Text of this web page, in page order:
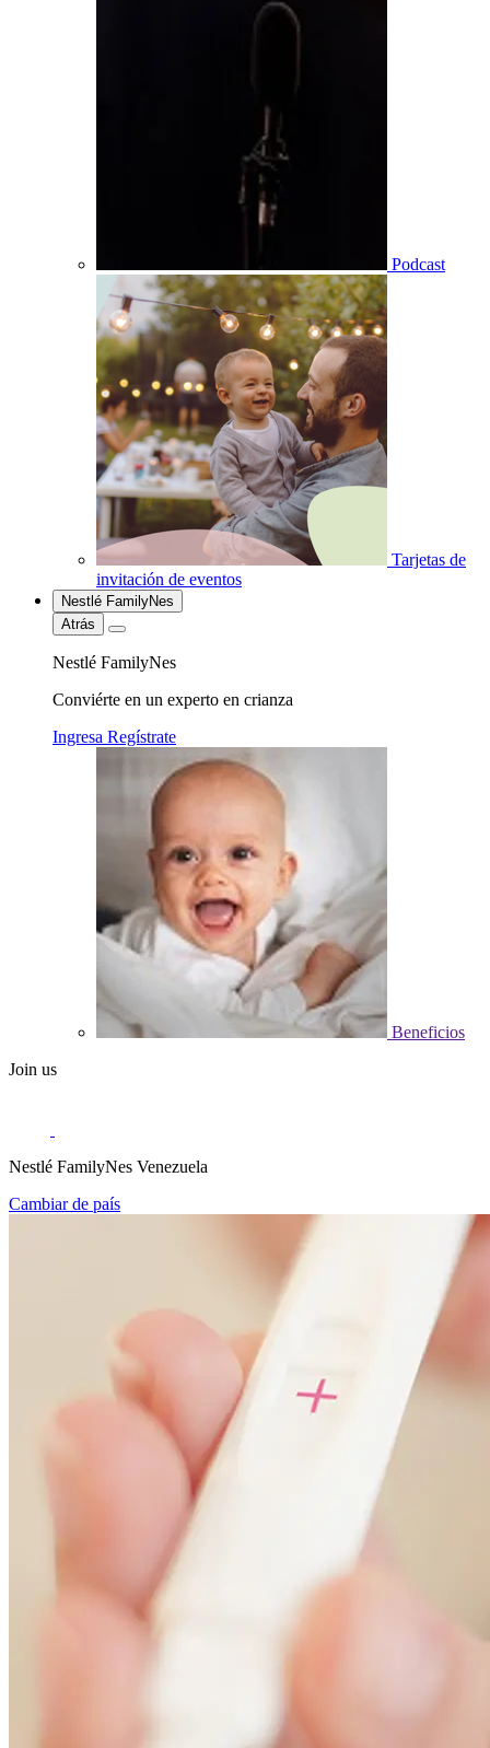
Podcast
Tarjetas de
invitación de eventos
Nestlé FamilyNes
Atrás
Nestlé FamilyNes
Conviérte en un experto en crianza
Ingresa Regístrate
Beneficios
Join us
Nestlé FamilyNes Venezuela
Cambiar de país